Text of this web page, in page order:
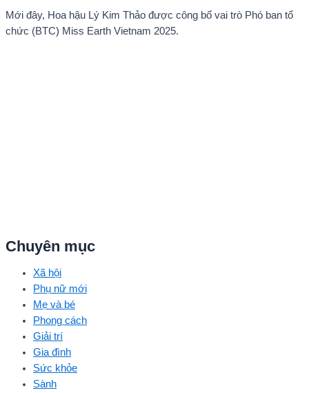
Mới đây, Hoa hậu Lý Kim Thảo được công bố vai trò Phó ban tổ
chức (BTC) Miss Earth Vietnam 2025.
Chuyên mục
Xã hội
Phụ nữ mới
Mẹ và bé
Phong cách
Giải trí
Gia đình
Sức khỏe
Sành